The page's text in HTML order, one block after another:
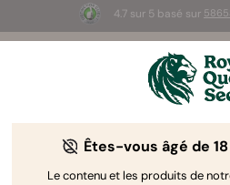
4.7 sur 5 basé sur
☀️ Summer Sales :
certains produits ! ⏤
The RQS
Êtes-vous âgé de
Le contenu et les produits de